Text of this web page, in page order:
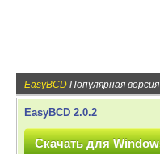
EasyBCD Популярная версия
EasyBCD 2.0.2